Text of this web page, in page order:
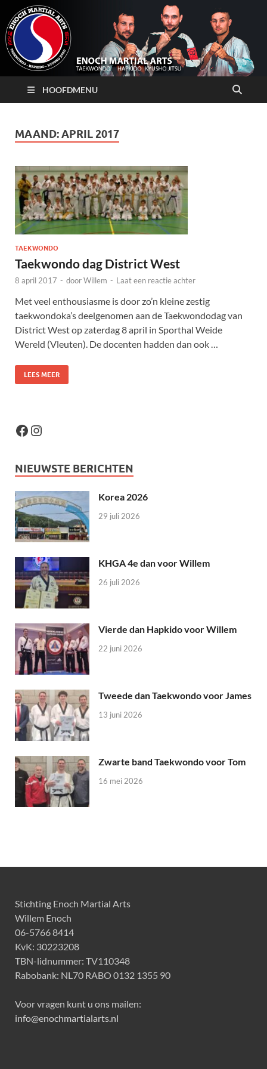
HOOFDMENU
MAAND:APRIL 2017
TAEKWONDO
Taekwondo dag District West
8 april 2017 - doorWillem - Laat een reactie achter
Met veel enthousiasme is door zo’n kleine zestig
taekwondoka’s deelgenomen aan de Taekwondodag van
District West op zaterdag 8 april in Sporthal Weide
Wereld (Vleuten). De docenten hadden dan ook …
LEES MEER
NIEUWSTE BERICHTEN
Korea 2026
29 juli 2026
KHGA 4e dan voor Willem
26 juli 2026
Vierde dan Hapkido voor Willem
22 juni 2026
Tweede dan Taekwondo voor James
13 juni 2026
Zwarte band Taekwondo voor Tom
16 mei 2026
Stichting Enoch Martial Arts
Willem Enoch
06-5766 8414
KvK: 30223208
TBN-lidnummer: TV110348
Rabobank: NL70 RABO 0132 1355 90
Voor vragen kunt u ons mailen:
info@enochmartialarts.nl